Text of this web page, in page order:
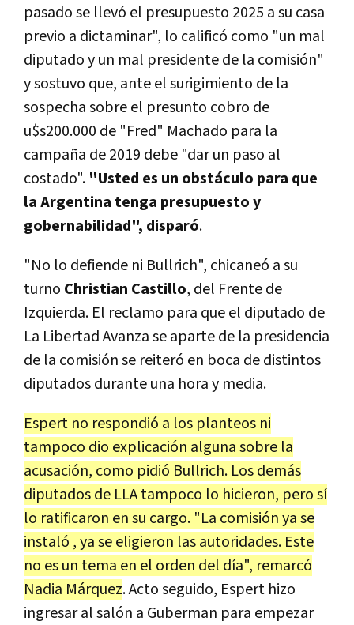
pasado se llevó el presupuesto 2025 a su casa
previo a dictaminar", lo calificó como "un mal
diputado y un mal presidente de la comisión"
y sostuvo que, ante el surigimiento de la
sospecha sobre el presunto cobro de
u$s200.000 de "Fred" Machado para la
campaña de 2019 debe "dar un paso al
costado". "Usted es un obstáculo para que
la Argentina tenga presupuesto y
gobernabilidad", disparó.
"No lo defiende ni Bullrich", chicaneó a su
turno Christian Castillo, del Frente de
Izquierda. El reclamo para que el diputado de
La Libertad Avanza se aparte de la presidencia
de la comisión se reiteró en boca de distintos
diputados durante una hora y media.
Espert no respondió a los planteos ni
tampoco dio explicación alguna sobre la
acusación, como pidió Bullrich. Los demás
diputados de LLA tampoco lo hicieron, pero sí
lo ratificaron en su cargo. "La comisión ya se
instaló , ya se eligieron las autoridades. Este
no es un tema en el orden del día", remarcó
Nadia Márquez. Acto seguido, Espert hizo
ingresar al salón a Guberman para empezar